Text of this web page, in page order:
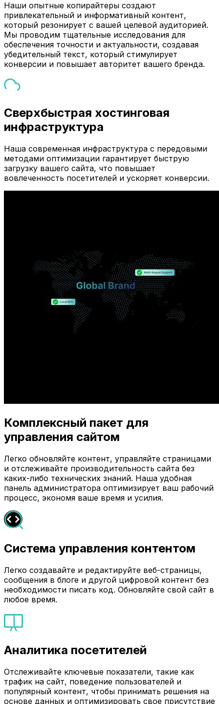
Наши опытные копирайтеры создают
привлекательный и информативный контент,
который резонирует с вашей целевой аудиторией.
Мы проводим тщательные исследования для
обеспечения точности и актуальности, создавая
убедительный текст, который стимулирует
конверсии и повышает авторитет вашего бренда.
Сверхбыстрая хостинговая
инфраструктура
Наша современная инфраструктура с передовыми
методами оптимизации гарантирует быструю
загрузку вашего сайта, что повышает
вовлеченность посетителей и ускоряет конверсии.
Комплексный пакет для
управления сайтом
Легко обновляйте контент, управляйте страницами
и отслеживайте производительность сайта без
каких-либо технических знаний. Наша удобная
панель администратора оптимизирует ваш рабочий
процесс, экономя ваше время и усилия.
Система управления контентом
Легко создавайте и редактируйте веб-страницы,
сообщения в блоге и другой цифровой контент без
необходимости писать код. Обновляйте свой сайт в
любое время.
Аналитика посетителей
Отслеживайте ключевые показатели, такие как
трафик на сайт, поведение пользователей и
популярный контент, чтобы принимать решения на
основе данных и оптимизировать свое присутствие